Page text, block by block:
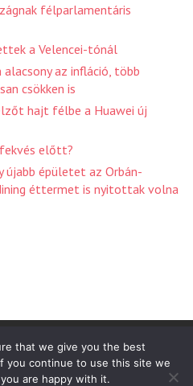
félparlamentáris
a Velencei-tónál
az infláció, több
csökken is
hajt félbe a Huawei új
előtt?
épületet az Orbán-
éttermet is nyitottak volna
by WordPress
that we give you the best
you continue to use this site we
are happy with it.